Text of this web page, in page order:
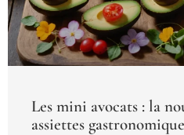
Les mini avocats : la
assiettes